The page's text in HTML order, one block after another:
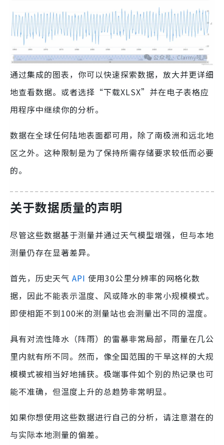
通过集成的图表，你可以快速探索数据，放大并更详细
地查看数据。或者选择“下载XLSX”并在电子表格应
用程序中继续你的分析。
数据在全球任何陆地表面都可用，除了南极洲和远北地
区之外。这种限制是为了保持所需存储要求较低而必要
的。
关于数据质量的声明
尽管这些数据基于测量并通过天气模型增强，但与本地
测量仍存在显著差异。
首先，历史天气 API 使用30公里分辨率的网格化数
据，因此不能表示温度、风或降水的非常小规模模式。
即使相距不到100米的测量站也会测量出不同的温度。
具有对流性降水（阵雨）的雷暴非常局部，雨量在几公
里内就有所不同。然而，像全国范围的干旱这样的大规
模模式被相当好地捕获。极端事件如个别的热记录也可
能不准确，但温度上升的总趋势非常明显。
如果你想使用这些数据进行自己的分析，请注意潜在的
与实际本地测量的偏差。